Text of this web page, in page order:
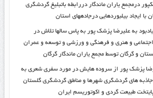
درمجمع یاران ماندگار دررابطه باتبلیغ گردشگری
با ایجاد بیلبوردهایی درجادههای استان
به علیرضا پزشک پور به پاس سالها تلاش در
و هنری و فرهنگی و ورزشی و توسعه و عمران
و گرگان توسط مجمع یاران ماندگار گرگان
پزشک پور از سروده هایش در مورد سفری شعری به
های گردشگری شهرها و مناطق گردشگری گلستان
طبیعت گردی و اکوتوریسم ایران